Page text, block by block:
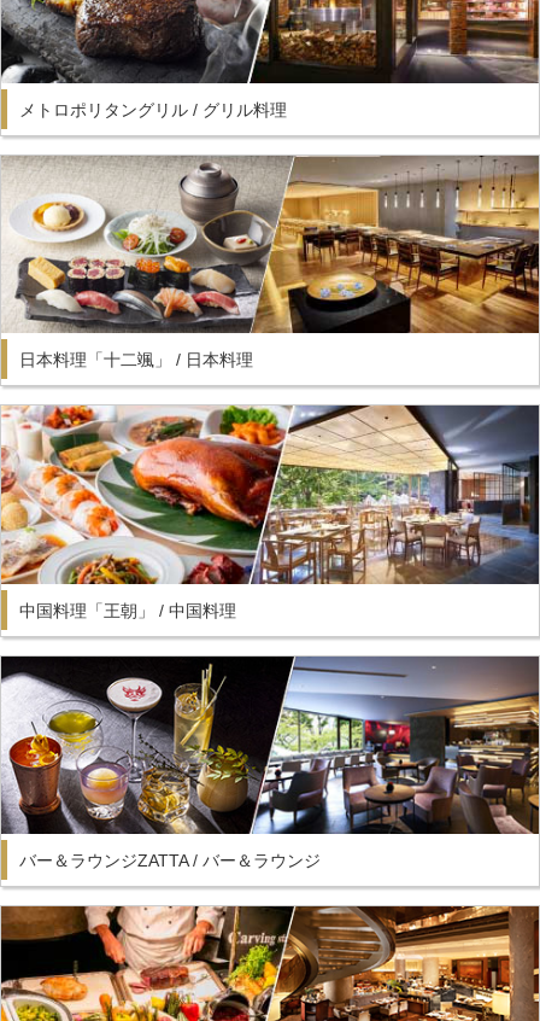
メトロポリタングリル / グリル料理
日本料理「十二颯」 / 日本料理
中国料理「王朝」 / 中国料理
バー＆ラウンジZATTA / バー＆ラウンジ